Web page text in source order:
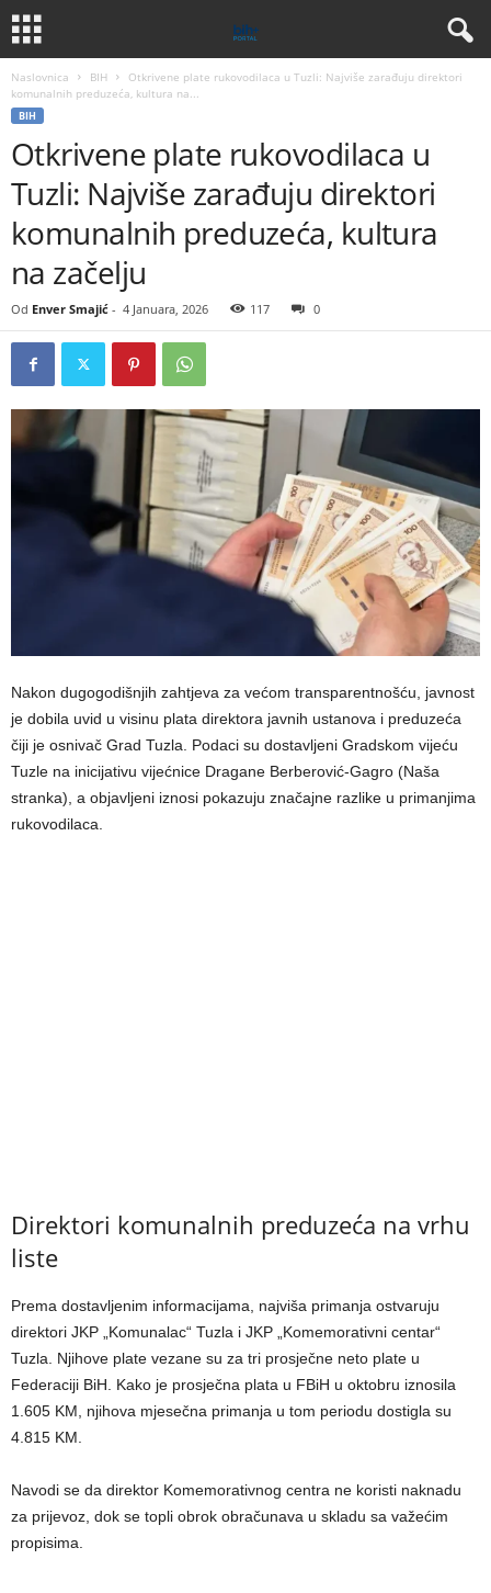
Naslovnica BIH
Otkrivene plate rukovodilaca u Tuzli: Najviše zarađuju direktori
komunalnih preduzeća, kultura na...
BIH
Otkrivene plate rukovodilaca u
Tuzli: Najviše zarađuju direktori
komunalnih preduzeća, kultura
na začelju
Od Enver Smajić - 4 Januara, 2026 117 0
Nakon dugogodišnjih zahtjeva za većom transparentnošću, javnost
je dobila uvid u visinu plata direktora javnih ustanova i preduzeća
čiji je osnivač Grad Tuzla. Podaci su dostavljeni Gradskom vijeću
Tuzle na inicijativu vijećnice Dragane Berberović-Gagro (Naša
stranka), a objavljeni iznosi pokazuju značajne razlike u primanjima
rukovodilaca.
Direktori komunalnih preduzeća na vrhu
liste
Prema dostavljenim informacijama, najviša primanja ostvaruju
direktori JKP „Komunalac“ Tuzla i JKP „Komemorativni centar“
Tuzla. Njihove plate vezane su za tri prosječne neto plate u
Federaciji BiH. Kako je prosječna plata u FBiH u oktobru iznosila
1.605 KM, njihova mjesečna primanja u tom periodu dostigla su
4.815 KM.
Navodi se da direktor Komemorativnog centra ne koristi naknadu
za prijevoz, dok se topli obrok obračunava u skladu sa važećim
propisima.